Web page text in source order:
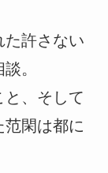
た許さない
。
、そして
閑は都に